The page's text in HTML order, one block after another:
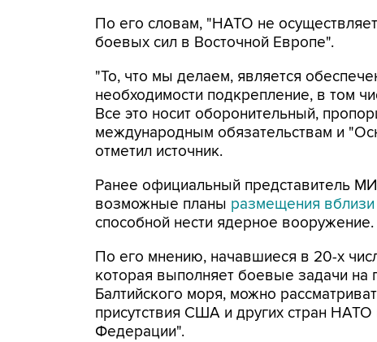
По его словам, "НАТО не
боевых сил в Восточной Европе".
"То, что мы делаем, является
необходимости подкрепление, в том
Все это носит оборонительный,
международным обязательствам и
отметил источник.
Ранее официальный представитель
возможные планы размещения вблизи
способной нести ядерное вооружение.
По его мнению, начавшиеся в 20-х
которая выполняет боевые задачи на
Балтийского моря, можно
присутствия США и других стран
Федерации".